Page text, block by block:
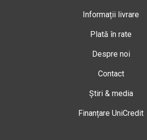
Informații livrare
Plată în rate
Despre noi
Contact
Știri & media
Finanțare UniCredit